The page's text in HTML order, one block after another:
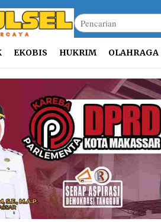
EKOBIS HUKRIM OLAHRAGA